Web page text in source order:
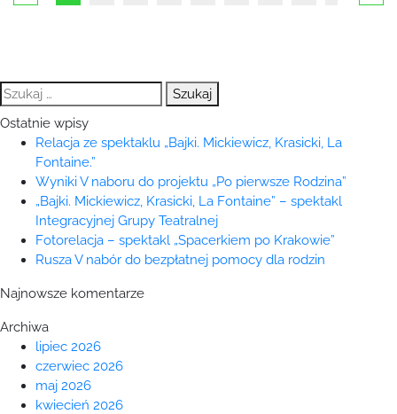
Szukaj:
Ostatnie wpisy
Relacja ze spektaklu „Bajki. Mickiewicz, Krasicki, La
Fontaine.”
Wyniki V naboru do projektu „Po pierwsze Rodzina”
„Bajki. Mickiewicz, Krasicki, La Fontaine” – spektakl
Integracyjnej Grupy Teatralnej
Fotorelacja – spektakl „Spacerkiem po Krakowie”
Rusza V nabór do bezpłatnej pomocy dla rodzin
Najnowsze komentarze
Archiwa
lipiec 2026
czerwiec 2026
maj 2026
kwiecień 2026